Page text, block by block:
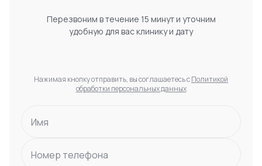
Перезвоним в течение 15 минут и уточним
удобную для вас клинику и дату
Нажимая кнопку отправить, вы соглашаетесь сПолитикой
обработки персональных данных
Имя
Номер телефона